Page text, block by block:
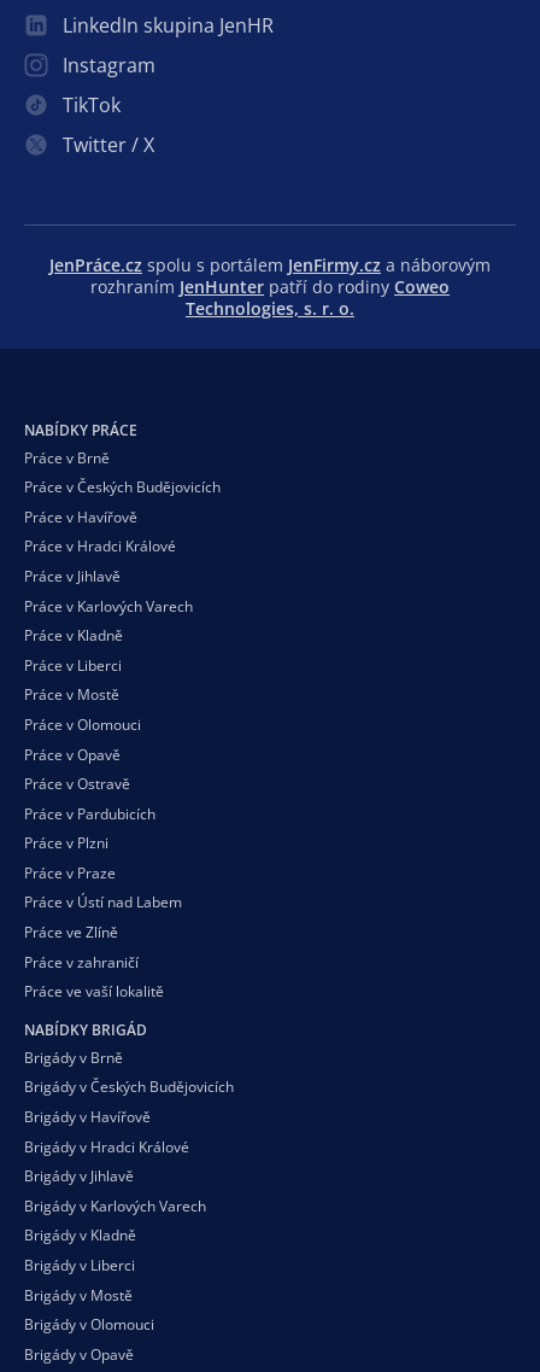
LinkedIn skupina JenHR
Instagram
TikTok
Twitter / X
JenPráce.cz spolu s portálem JenFirmy.cz a náborovým
rozhraním JenHunter patří do rodiny Coweo
Technologies, s. r. o.
NABÍDKY PRÁCE
Práce v Brně
Práce v Českých Budějovicích
Práce v Havířově
Práce v Hradci Králové
Práce v Jihlavě
Práce v Karlových Varech
Práce v Kladně
Práce v Liberci
Práce v Mostě
Práce v Olomouci
Práce v Opavě
Práce v Ostravě
Práce v Pardubicích
Práce v Plzni
Práce v Praze
Práce v Ústí nad Labem
Práce ve Zlíně
Práce v zahraničí
Práce ve vaší lokalitě
NABÍDKY BRIGÁD
Brigády v Brně
Brigády v Českých Budějovicích
Brigády v Havířově
Brigády v Hradci Králové
Brigády v Jihlavě
Brigády v Karlových Varech
Brigády v Kladně
Brigády v Liberci
Brigády v Mostě
Brigády v Olomouci
Brigády v Opavě